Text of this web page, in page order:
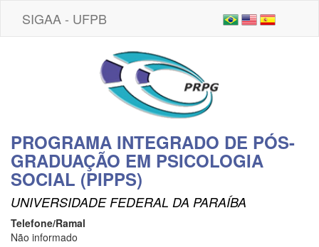
SIGAA - UFPB
PROGRAMA INTEGRADO DE PÓS-
GRADUAÇÃO EM PSICOLOGIA
SOCIAL (PIPPS)
UNIVERSIDADE FEDERAL DA PARAÍBA
Telefone/Ramal
Não informado